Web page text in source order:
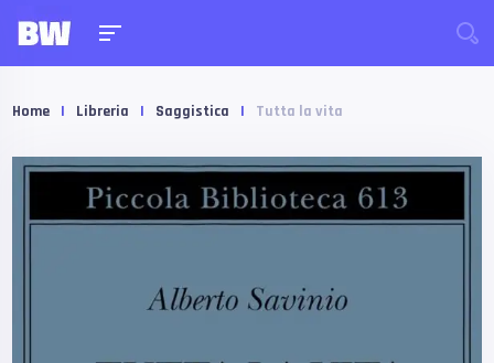
Home | Libreria | Saggistica | Tutta la vita